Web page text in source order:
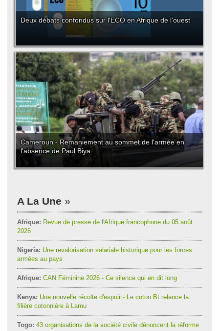
Deux débats confondus sur l'ECO en Afrique de l'ouest
Cameroun - Remaniement au sommet de l'armée en
l'absence de Paul Biya
A La Une
Afrique: Revue de presse de l'Afrique francophone du 05 août
2026
Nigeria: Une revalorisation salariale historique pour les forces
armées au pays
Afrique: CAN Féminine 2026 - Ce silence qui en dit long
Kenya: Une nouvelle récolte d'espoir - Le coton Bt relance la
filière cotonnière à Lamu
Togo: 43 organisations de la société civile dénoncent la réforme